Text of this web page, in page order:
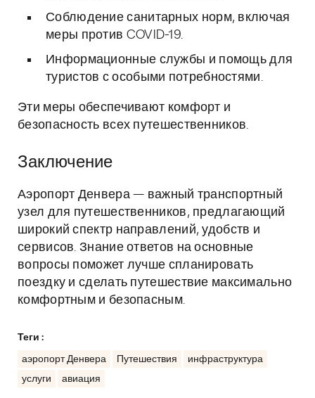
Соблюдение санитарных норм, включая
меры против COVID-19.
Информационные службы и помощь для
туристов с особыми потребностями.
Эти меры обеспечивают комфорт и
безопасность всех путешественников.
Заключение
Аэропорт Денвера — важный транспортный
узел для путешественников, предлагающий
широкий спектр направлений, удобств и
сервисов. Знание ответов на основные
вопросы поможет лучше спланировать
поездку и сделать путешествие максимально
комфортным и безопасным.
Теги :
аэропорт Денвера Путешествия
инфраструктура
услуги
авиация